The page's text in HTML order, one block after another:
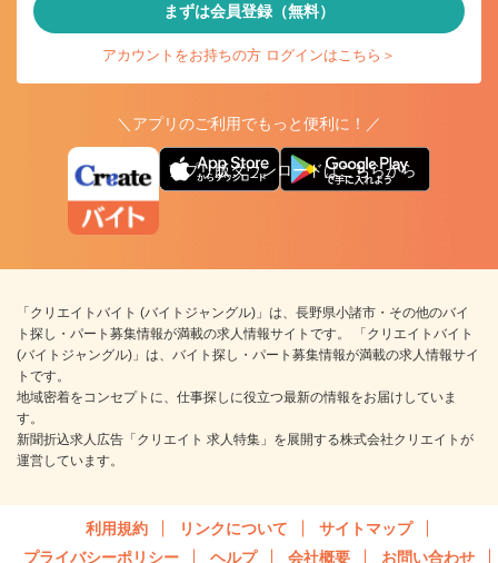
まずは会員登録（無料）
アカウントをお持ちの方 ログインはこちら＞
＼アプリのご利用でもっと便利に！／
アプリ版ダウンロードはこちらから
「クリエイトバイト (バイトジャングル)」は、長野県小諸市・その他のバイ
ト探し・パート募集情報が満載の求人情報サイトです。 「クリエイトバイト
(バイトジャングル)」は、バイト探し・パート募集情報が満載の求人情報サイ
トです。
地域密着をコンセプトに、仕事探しに役立つ最新の情報をお届けしていま
す。
新聞折込求人広告「クリエイト 求人特集」を展開する株式会社クリエイトが
運営しています。
利用規約 リンクについて
サイトマップ
プライバシーポリシー
ヘルプ 会社概要 お問い合わせ